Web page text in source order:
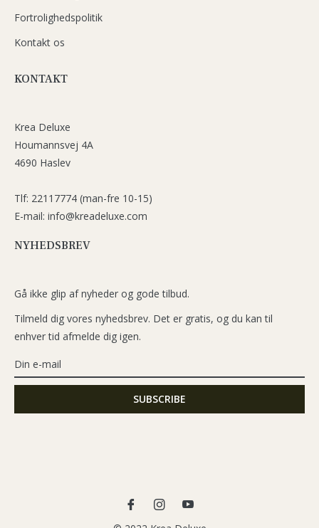
Fortrolighedspolitik
Kontakt os
KONTAKT
Krea Deluxe
Houmannsvej 4A
4690 Haslev
Tlf: 22117774 (man-fre 10-15)
E-mail: info@kreadeluxe.com
NYHEDSBREV
Gå ikke glip af nyheder og gode tilbud.
Tilmeld dig vores nyhedsbrev. Det er gratis, og du kan til
enhver tid afmelde dig igen.
Ins
You